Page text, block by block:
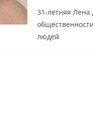
31-летняя
людей